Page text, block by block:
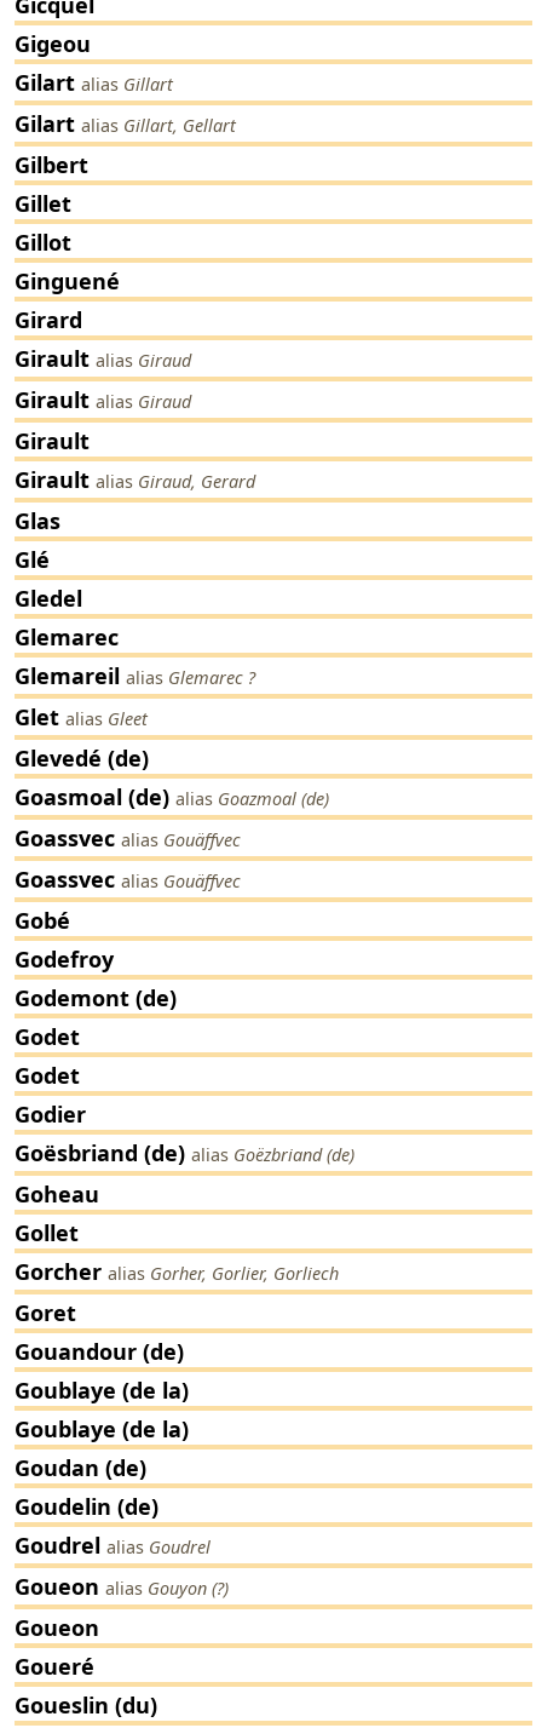
Gigeou
Gilart alias Gillart
Gilart alias Gillart, Gellart
Gilbert
Gillet
Gillot
Ginguené
Girard
Girault alias Giraud
Girault alias Giraud
Girault
Girault alias Giraud, Gerard
Glas
Glé
Gledel
Glemarec
Glemareil alias Glemarec ?
Glet alias Gleet
Glevedé (de)
Goasmoal (de) alias Goazmoal (de)
Goassvec alias Gouäffvec
Goassvec alias Gouäffvec
Gobé
Godefroy
Godemont (de)
Godet
Godet
Godier
Goësbriand (de) alias Goëzbriand (de)
Goheau
Gollet
Gorcher alias Gorher, Gorlier, Gorliech
Goret
Gouandour (de)
Goublaye (de la)
Goublaye (de la)
Goudan (de)
Goudelin (de)
Goudrel alias Goudrel
Goueon alias Gouyon (?)
Goueon
Goueré
Goueslin (du)